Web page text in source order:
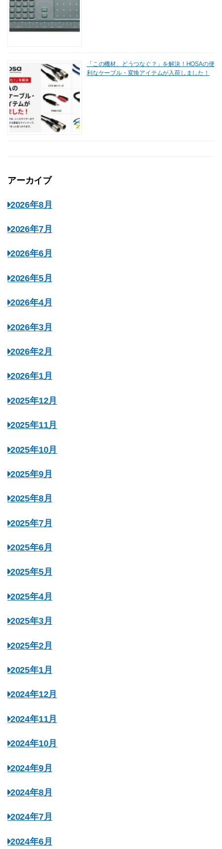
「この機材、どうつなぐ？」を解決！HOSAの便
利なケーブル・変換アイテムが入荷しました！
アーカイブ
2026年8月
2026年7月
2026年6月
2026年5月
2026年4月
2026年3月
2026年2月
2026年1月
2025年12月
2025年11月
2025年10月
2025年9月
2025年8月
2025年7月
2025年6月
2025年5月
2025年4月
2025年3月
2025年2月
2025年1月
2024年12月
2024年11月
2024年10月
2024年9月
2024年8月
2024年7月
2024年6月